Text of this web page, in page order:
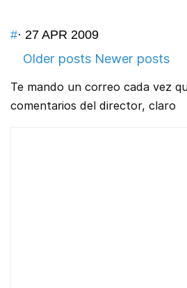
#· 27 APR 2009
Older posts Newer posts
Te mando un correo cada vez
comentarios del director, claro